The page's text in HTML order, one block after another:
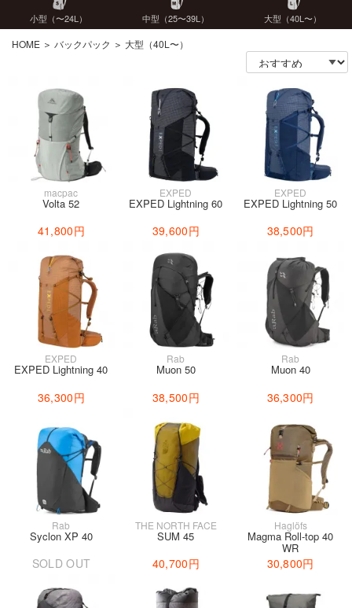
小型（〜24L） 中型（25〜39L） 大型（40L〜）
HOME ＞ バックパック ＞ 大型（40L〜）
macpac
Volta 52
41,800円
EXPED
EXPED Lightning 60
39,600円
EXPED
EXPED Lightning 50
38,500円
EXPED
EXPED Lightning 40
36,300円
Rab
Muon 50
38,500円
Rab
Muon 40
36,300円
Rab
Syclon XP 40
SOLD OUT
THE NORTH FACE
SUM 45
40,700円
Haglöfs
Magma Roll-top 40
WR
30,800円